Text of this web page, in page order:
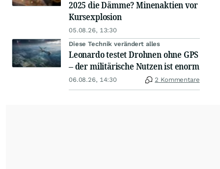
2025 die Dämme? Minenaktien vor
Kursexplosion
05.08.26, 13:30
Diese Technik verändert alles
Leonardo testet Drohnen ohne GPS
– der militärische Nutzen ist enorm
06.08.26, 14:30 2 Kommentare